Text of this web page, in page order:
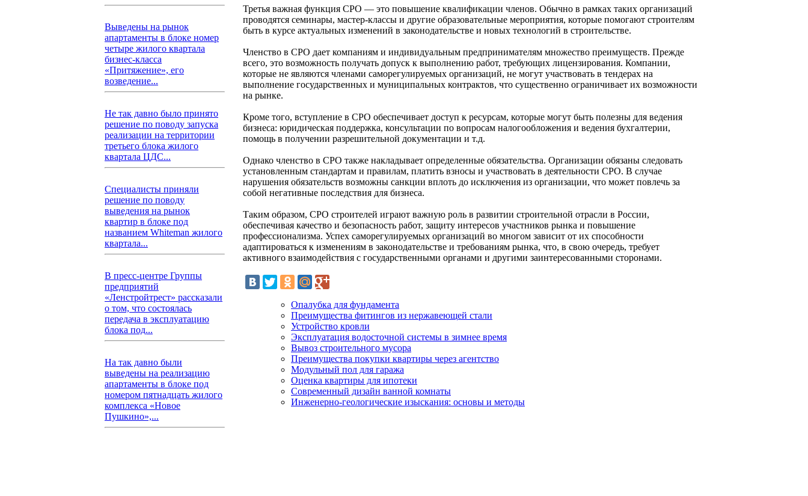
Выведены на рынок
апартаменты в блоке номер
четыре жилого квартала
бизнес-класса
«Притяжение», его
возведение...
Не так давно было принято
решение по поводу запуска
реализации на территории
третьего блока жилого
квартала ЦДС...
Специалисты приняли
решение по поводу
выведения на рынок
квартир в блоке под
названием Whiteman жилого
квартала...
В пресс-центре Группы
предприятий
«Ленстройтрест» рассказали
о том, что состоялась
передача в эксплуатацию
блока под...
На так давно были
выведены на реализацию
апартаменты в блоке под
номером пятнадцать жилого
комплекса «Новое
Пушкино»,...
Третья важная функция СРО — это повышение квалификации членов. Обычно в рамках таких организаций
проводятся семинары, мастер-классы и другие образовательные мероприятия, которые помогают строителям
быть в курсе актуальных изменений в законодательстве и новых технологий в строительстве.
Членство в СРО дает компаниям и индивидуальным предпринимателям множество преимуществ. Прежде
всего, это возможность получать допуск к выполнению работ, требующих лицензирования. Компании,
которые не являются членами саморегулируемых организаций, не могут участвовать в тендерах на
выполнение государственных и муниципальных контрактов, что существенно ограничивает их возможности
на рынке.
Кроме того, вступление в СРО обеспечивает доступ к ресурсам, которые могут быть полезны для ведения
бизнеса: юридическая поддержка, консультации по вопросам налогообложения и ведения бухгалтерии,
помощь в получении разрешительной документации и т.д.
Однако членство в СРО также накладывает определенные обязательства. Организации обязаны следовать
установленным стандартам и правилам, платить взносы и участвовать в деятельности СРО. В случае
нарушения обязательств возможны санкции вплоть до исключения из организации, что может повлечь за
собой негативные последствия для бизнеса.
Таким образом, СРО строителей играют важную роль в развитии строительной отрасли в России,
обеспечивая качество и безопасность работ, защиту интересов участников рынка и повышение
профессионализма. Успех саморегулируемых организаций во многом зависит от их способности
адаптироваться к изменениям в законодательстве и требованиям рынка, что, в свою очередь, требует
активного взаимодействия с государственными органами и другими заинтересованными сторонами.
Опалубка для фундамента
Преимущества фитингов из нержавеющей стали
Устройство кровли
Эксплуатация водосточной системы в зимнее время
Вывоз строительного мусора
Преимущества покупки квартиры через агентство
Модульный пол для гаража
Оценка квартиры для ипотеки
Современный дизайн ванной комнаты
Инженерно-геологические изыскания: основы и методы